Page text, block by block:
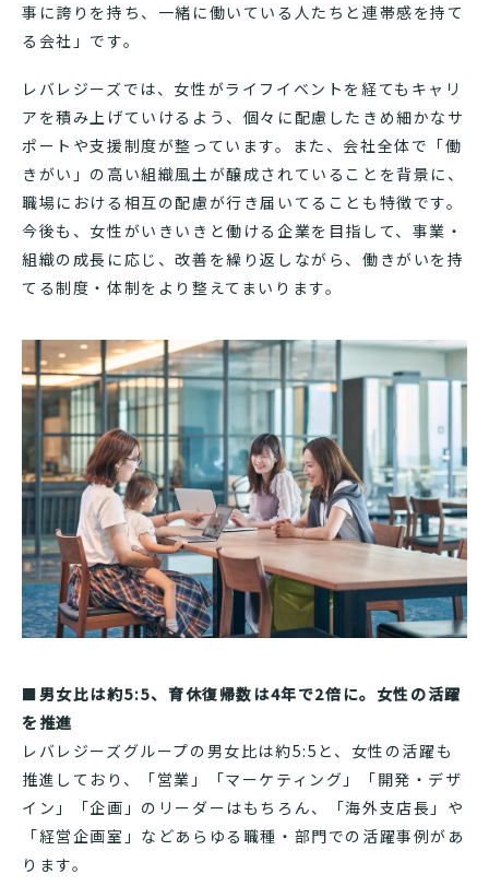
事に誇りを持ち、一緒に働いている人たちと連帯感を持て
る会社」です。
レバレジーズでは、女性がライフイベントを経てもキャリ
アを積み上げていけるよう、個々に配慮したきめ細かなサ
ポートや支援制度が整っています。また、会社全体で「働
きがい」の高い組織風土が醸成されていることを背景に、
職場における相互の配慮が行き届いてることも特徴です。
今後も、女性がいきいきと働ける企業を目指して、事業・
組織の成長に応じ、改善を繰り返しながら、働きがいを持
てる制度・体制をより整えてまいります。
■ 男女比は約5:5、育休復帰数は4年で2倍に。女性の活躍
を推進
レバレジーズグループの男女比は約5:5と、女性の活躍も
推進しており、「営業」「マーケティング」「開発・デザ
イン」「企画」のリーダーはもちろん、「海外支店長」や
「経営企画室」などあらゆる職種・部門での活躍事例があ
ります。